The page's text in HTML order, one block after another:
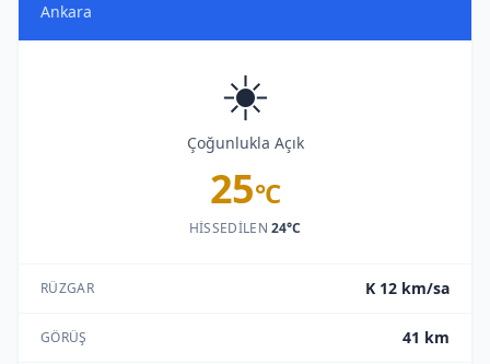
Ankara
☀️
Çoğunlukla Açık
25°C
HISSEDILEN24°C
RÜZGAR K 12 km/sa
GÖRÜŞ 41 km